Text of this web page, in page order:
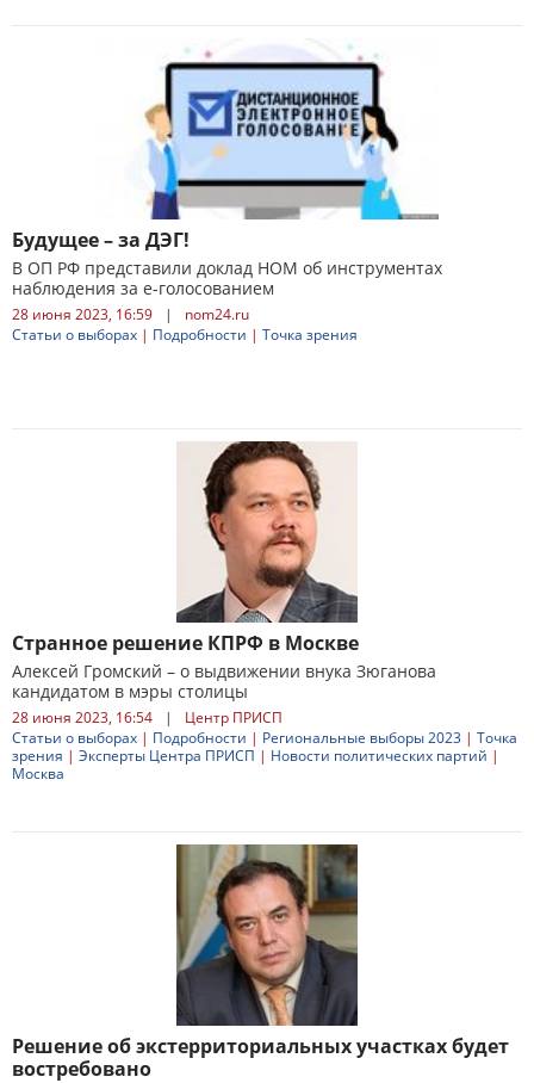
Будущее – за ДЭГ!
В ОП РФ представили доклад НОМ об инструментах
наблюдения за е-голосованием
28 июня 2023, 16:59 |
nom24.ru
Статьи о выборах | Подробности | Точка зрения
Странное решение КПРФ в Москве
Алексей Громский – о выдвижении внука Зюганова
кандидатом в мэры столицы
28 июня 2023, 16:54 |
Центр ПРИСП
Статьи о выборах | Подробности | Региональные выборы 2023 | Точка
зрения | Эксперты Центра ПРИСП | Новости политических партий |
Москва
Решение об экстерриториальных участках будет
востребовано